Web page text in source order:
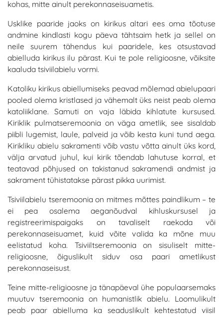
kohas, mitte ainult perekonnaseisuametis.
Usklike paaride jaoks on kirikus altari ees oma tõotuse
andmine kindlasti kogu päeva tähtsaim hetk ja sellel on
neile suurem tähendus kui paaridele, kes otsustavad
abielluda kirikus ilu pärast. Kui te pole religioosne, võiksite
kaaluda tsiviilabielu vormi.
Katoliku kirikus abiellumiseks peavad mõlemad abielupaari
pooled olema kristlased ja vähemalt üks neist peab olema
katoliiklane. Samuti on vaja läbida kihlatute kursused.
Kiriklik pulmatseremoonia on väga ametlik, see sisaldab
piibli lugemist, laule, palveid ja võib kesta kuni tund aega.
Kirikliku abielu sakramenti võib vastu võtta ainult üks kord,
välja arvatud juhul, kui kirik tõendab lahutuse korral, et
teatavad põhjused on takistanud sakramendi andmist ja
sakrament tühistatakse pärast pikka uurimist.
Tsiviilabielu tseremoonia on mitmes mõttes paindlikum – te
ei pea osalema aeganõudval kihluskursusel ja
registreerimispaigaks on tavaliselt raekoda või
perekonnaseisuamet, kuid võite valida ka mõne muu
eelistatud koha. Tsiviiltseremoonia on sisuliselt mitte-
religioosne, õiguslikult siduv osa paari ametlikust
perekonnaseisust.
Teine mitte-religioosne ja tänapäeval ühe populaarsemaks
muutuv tseremoonia on humanistlik abielu. Loomulikult
peab paar abielluma ka seaduslikult kehtestatud viisil